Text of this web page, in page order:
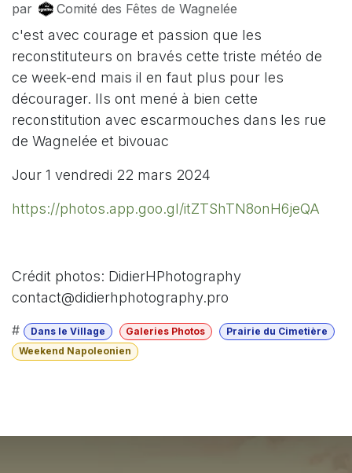
par
Comité des Fêtes de Wagnelée
c'est avec courage et passion que les
reconstituteurs on bravés cette triste météo de
ce week-end mais il en faut plus pour les
décourager. Ils ont mené à bien cette
reconstitution avec escarmouches dans les rue
de Wagnelée et bivouac
Jour 1 vendredi 22 mars 2024
https://photos.app.goo.gl/itZTShTN8onH6jeQA
Crédit photos: DidierHPhotography
contact@didierhphotography.pro
# Dans le Village Galeries Photos
Prairie du Cimetière
Weekend Napoleonien